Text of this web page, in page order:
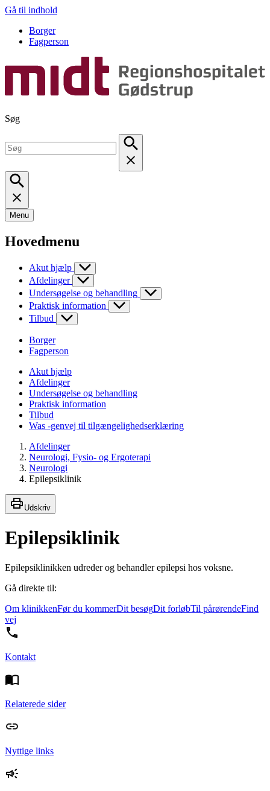
Gå til indhold
Borger
Fagperson
Søg
Menu
Hovedmenu
Akut hjælp
Afdelinger
Undersøgelse og behandling
Praktisk information
Tilbud
Borger
Fagperson
Akut hjælp
Afdelinger
Undersøgelse og behandling
Praktisk information
Tilbud
Was -genvej til tilgængelighedserklæring
Afdelinger
Neurologi, Fysio- og Ergoterapi
Neurologi
Epilepsiklinik
Udskriv
Epilepsiklinik
Epilepsiklinikken udreder og behandler epilepsi hos voksne.
Gå direkte til:
Om klinikkenFør du kommerDit besøgDit forløbTil pårørendeFind
vej
Kontakt
Relaterede sider
Nyttige links